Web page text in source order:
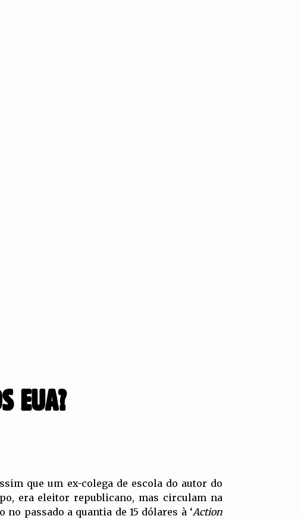
EUA?
que um ex-colega de escola do autor do
era eleitor republicano, mas circulam na
passado a quantia de 15 dólares à ‘Action